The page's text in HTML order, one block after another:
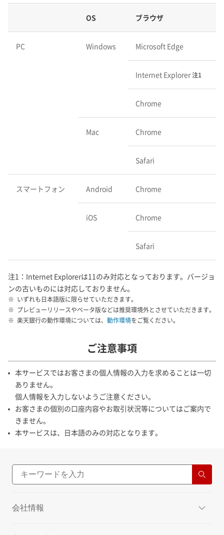
OS ブラウザ
PC Windows Microsoft Edge
Internet Explorer注1
Chrome
Mac Chrome
Safari
スマートフォン Android Chrome
iOS Chrome
Safari
注1：Internet Explorerは11のみ対応となっております。バージョ
ンの古いものには対応しておりません。
いずれも日本語版に限らせていただきます。
プレビューリリースやベータ版などは推奨環境外とさせていただきます。
楽天銀行の動作環境については、 動作環境をご覧ください。
ご注意事項
本サービスではお客さまの個人情報の入力を求めることは一切
ありません。
個人情報を入力しないようご注意ください。
お客さまの個別の口座内容やお取引状況等についてはご案内で
きません。
本サービスは、日本語のみの対応となります。
会社情報